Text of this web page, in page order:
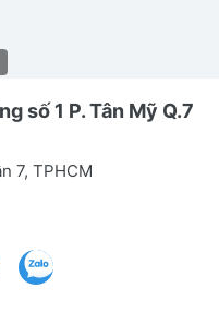
số 1 P. Tân Mỹ Q.7
7, TPHCM